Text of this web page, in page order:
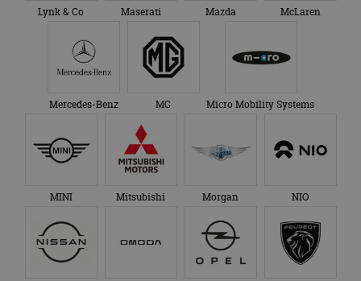
Lynk & Co Maserati Mazda McLaren
Mercedes-Benz MG Micro Mobility Systems
MINI Mitsubishi Morgan NIO